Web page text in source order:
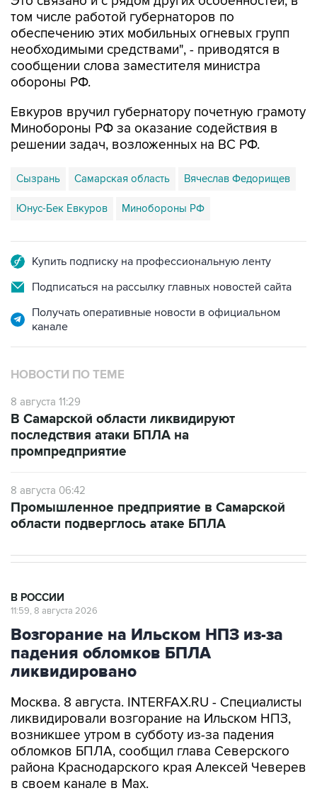
том числе работой губернаторов по
обеспечению этих мобильных огневых групп
необходимыми средствами", - приводятся в
сообщении слова заместителя министра
обороны РФ.
Евкуров вручил губернатору почетную грамоту
Минобороны РФ за оказание содействия в
решении задач, возложенных на ВС РФ.
Сызрань Самарская область Вячеслав Федорищев
Юнус-Бек Евкуров Минобороны РФ
Купить подписку на профессиональную ленту
Подписаться на рассылку главных новостей сайта
Получать оперативные новости в официальном
канале
НОВОСТИ ПО ТЕМЕ
8 августа 11:29
В Самарской области ликвидируют
последствия атаки БПЛА на
промпредприятие
8 августа 06:42
Промышленное предприятие в Самарской
области подверглось атаке БПЛА
В РОССИИ
11:59, 8 августа 2026
Возгорание на Ильском НПЗ из-за
падения обломков БПЛА
ликвидировано
Москва. 8 августа. INTERFAX.RU - Специалисты
ликвидировали возгорание на Ильском НПЗ,
возникшее утром в субботу из-за падения
обломков БПЛА, сообщил глава Северского
района Краснодарского края Алексей Чеверев
в своем канале в Max.